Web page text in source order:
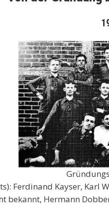
Ferdinand Kayser, Karl
bekannt, Hermann